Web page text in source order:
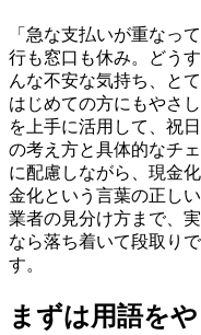
「急な支払いが重なっ
行も窓口も休み。どう
んな不安な気持ち、と
はじめての方にもやさ
を上手に活用して、祝
の考え方と具体的なチ
に配慮しながら、現金
金化という言葉の正し
業者の見分け方まで、
なら落ち着いて段取り
す。
まずは用語を